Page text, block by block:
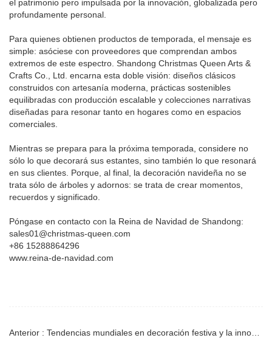
el patrimonio pero impulsada por la innovación, globalizada pero
profundamente personal.
Para quienes obtienen productos de temporada, el mensaje es
simple: asóciese con proveedores que comprendan ambos
extremos de este espectro. Shandong Christmas Queen Arts &
Crafts Co., Ltd. encarna esta doble visión: diseños clásicos
construidos con artesanía moderna, prácticas sostenibles
equilibradas con producción escalable y colecciones narrativas
diseñadas para resonar tanto en hogares como en espacios
comerciales.
Mientras se prepara para la próxima temporada, considere no
sólo lo que decorará sus estantes, sino también lo que resonará
en sus clientes. Porque, al final, la decoración navideña no se
trata sólo de árboles y adornos: se trata de crear momentos,
recuerdos y significado.
Póngase en contacto con la Reina de Navidad de Shandong:
sales01@christmas-queen.com
+86 15288864296
www.reina-de-navidad.com